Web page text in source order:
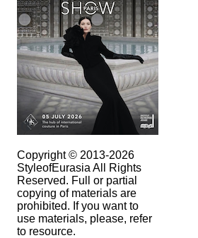
Copyright © 2013-2026
StyleofEurasia All Rights
Reserved. Full or partial
copying of materials are
prohibited. If you want to
use materials, please, refer
to resource.